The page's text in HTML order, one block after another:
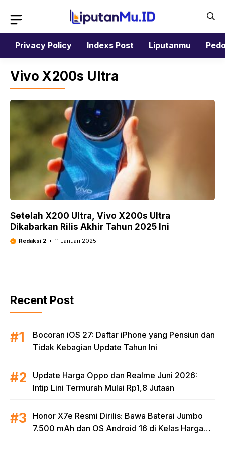
isi
Privacy Policy
Indexs Post Liputanmu
Vivo X200s Ultra
Setelah X200 Ultra, Vivo X200s Ultra
Dikabarkan Rilis Akhir Tahun 2025 Ini
Redaksi 2 11 Januari 2025
Recent Post
Bocoran iOS 27: Daftar iPhone yang Pensiun dan
Tidak Kebagian Update Tahun Ini
Update Harga Oppo dan Realme Juni 2026:
Intip Lini Termurah Mulai Rp1,8 Jutaan
Honor X7e Resmi Dirilis: Bawa Baterai Jumbo
7.500 mAh dan OS Android 16 di Kelas Harga